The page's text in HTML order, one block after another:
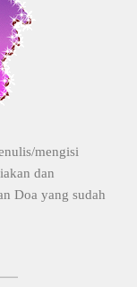
mengisi
dan
Doa yang sudah